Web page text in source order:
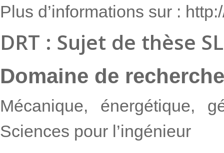
Plus d’informations sur :
DRT : Sujet de thèse
Domaine de recherche
Mécanique, énergétique,
Sciences pour l’ingénieur